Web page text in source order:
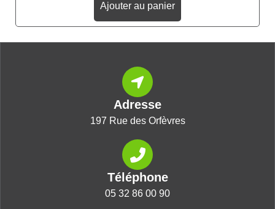
Ajouter au panier
Adresse
197 Rue des Orfèvres
Téléphone
05 32 86 00 90